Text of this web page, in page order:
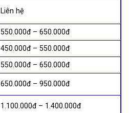
Liên hệ
550.000đ – 650.000đ
450.000đ – 550.000đ
550.000đ – 650.000đ
650.000đ – 950.000đ
1.100.000đ – 1.400.000đ